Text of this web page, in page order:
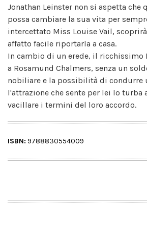
Jonathan Leinster non si aspetta che
possa cambiare la sua vita per
intercettato Miss Louise Vail,
affatto facile riportarla a casa.
In cambio di un erede, il ricchissimo
a Rosamund Chalmers, senza un
nobiliare e la possibilità di condurre
l'attrazione che sente per lei lo turba
vacillare i termini del loro accordo.
ISBN: 9788830554009